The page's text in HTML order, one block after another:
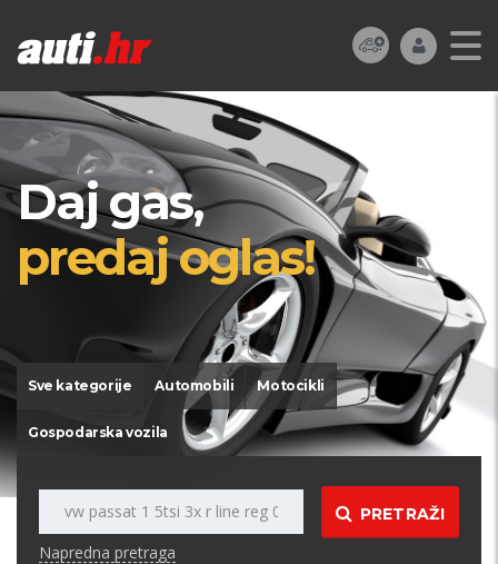
Daj gas,
predaj oglas!
Sve kategorije Automobili Motocikli
Gospodarska vozila
PRETRAŽI
Napredna pretraga